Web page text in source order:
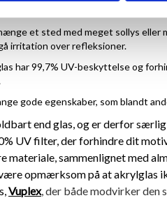
et sted med meget sollys
irritation over refleksioner.
har 99,7% UV-beskyttelse og
gode egenskaber, som blandt
end glas, og er derfor
UV filter, der forhindre dit
materiale, sammenlignet med
opmærksom på at akrylglas
Vuplex, der både modvirker den